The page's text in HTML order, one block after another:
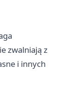
zwalniają z
i innych